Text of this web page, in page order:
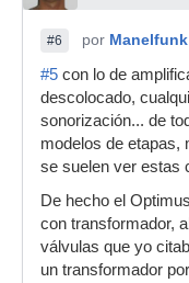
#6 por Manelfunk
#5 con lo de
descolocado,
sonorización... de
modelos de etapas,
se suelen ver estas
De hecho el
con transformador,
válvulas que yo
un transformador